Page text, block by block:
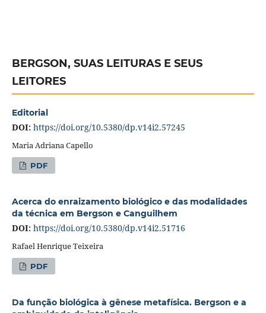
BERGSON, SUAS LEITURAS E SEUS
LEITORES
Editorial
DOI: https://doi.org/10.5380/dp.v14i2.57245
Maria Adriana Capello
PDF
Acerca do enraizamento biológico e das modalidades
da técnica em Bergson e Canguilhem
DOI: https://doi.org/10.5380/dp.v14i2.51716
Rafael Henrique Teixeira
PDF
Da função biológica à gênese metafísica. Bergson e a